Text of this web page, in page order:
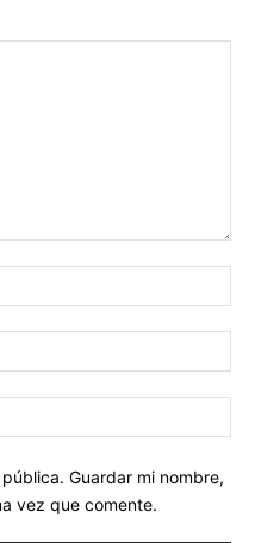
Guardar mi nombre,
vez que comente.